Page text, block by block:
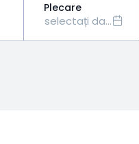
Plecare